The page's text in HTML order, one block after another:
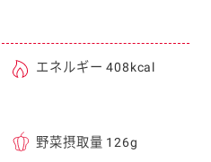
エネルギー 408kcal
野菜摂取量 126g